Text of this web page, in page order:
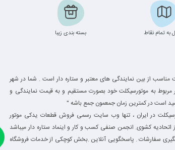
به تمام نقاط بسته بندی زیبا
از بین نمایندگی های معتبر و ستاره دار است . شما در شهر
مربوط به موتورسیکلت خود بصورت مستقیم و به قیمت نمایندگی و
است در کمترین زمان جمعمون جمع باشه "
در ایران ، تنها وب سایت رسمی فروش قطعات یدکی موتور
کشوی. انجمن صنفی کسب و کار و اینماد ستاره دار میباشد
سفارشات . پاسخگویی آنلاین .بخش کوچکی از خدمات فروشگاه